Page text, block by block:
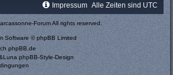
Alle Zeiten sind UTC
Impressum
Forum All rights reserved.
Software © phpBB Limited
phpBB.de
phpBB-Style-Design